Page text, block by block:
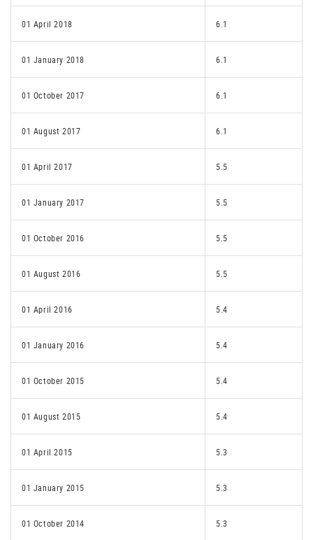
01 April 2018 6.1
01 January 2018 6.1
01 October 2017 6.1
01 August 2017 6.1
01 April 2017 5.5
01 January 2017 5.5
01 October 2016 5.5
01 August 2016 5.5
01 April 2016 5.4
01 January 2016 5.4
01 October 2015 5.4
01 August 2015 5.4
01 April 2015 5.3
01 January 2015 5.3
01 October 2014 5.3